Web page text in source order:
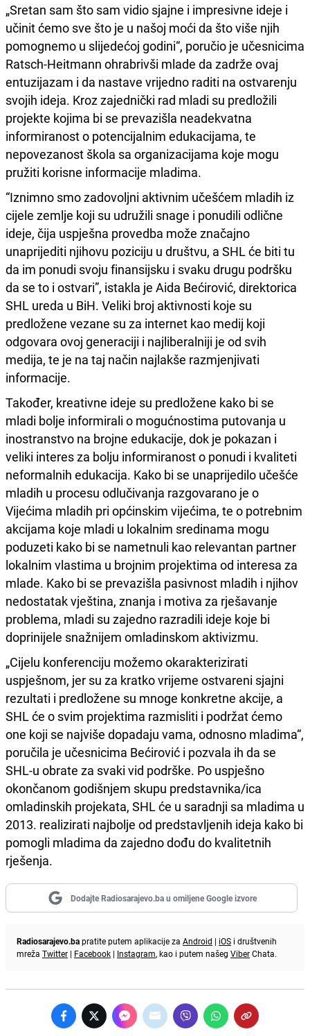
„Sretan sam što sam vidio sjajne i impresivne ideje i
učinit ćemo sve što je u našoj moći da što više njih
pomognemo u slijedećoj godini“, poručio je učesnicima
Ratsch-Heitmann ohrabrivši mlade da zadrže ovaj
entuzijazam i da nastave vrijedno raditi na ostvarenju
svojih ideja. Kroz zajednički rad mladi su predložili
projekte kojima bi se prevazišla neadekvatna
informiranost o potencijalnim edukacijama, te
nepovezanost škola sa organizacijama koje mogu
pružiti korisne informacije mladima.
“Iznimno smo zadovoljni aktivnim učešćem mladih iz
cijele zemlje koji su udružili snage i ponudili odlične
ideje, čija uspješna provedba može značajno
unaprijediti njihovu poziciju u društvu, a SHL će biti tu
da im ponudi svoju finansijsku i svaku drugu podršku
da se to i ostvari”, istakla je Aida Bećirović, direktorica
SHL ureda u BiH. Veliki broj aktivnosti koje su
predložene vezane su za internet kao medij koji
odgovara ovoj generaciji i najliberalniji je od svih
medija, te je na taj način najlakše razmjenjivati
informacije.
Također, kreativne ideje su predložene kako bi se
mladi bolje informirali o mogućnostima putovanja u
inostranstvo na brojne edukacije, dok je pokazan i
veliki interes za bolju informiranost o ponudi i kvaliteti
neformalnih edukacija. Kako bi se unaprijedilo učešće
mladih u procesu odlučivanja razgovarano je o
Vijećima mladih pri općinskim vijećima, te o potrebnim
akcijama koje mladi u lokalnim sredinama mogu
poduzeti kako bi se nametnuli kao relevantan partner
lokalnim vlastima u brojnim projektima od interesa za
mlade. Kako bi se prevazišla pasivnost mladih i njihov
nedostatak vještina, znanja i motiva za rješavanje
problema, mladi su zajedno razradili ideje koje bi
doprinijele snažnijem omladinskom aktivizmu.
„Cijelu konferenciju možemo okarakterizirati
uspješnom, jer su za kratko vrijeme ostvareni sjajni
rezultati i predložene su mnoge konkretne akcije, a
SHL će o svim projektima razmisliti i podržat ćemo
one koji se najviše dopadaju vama, odnosno mladima“,
poručila je učesnicima Bećirović i pozvala ih da se
SHL-u obrate za svaki vid podrške. Po uspješno
okončanom godišnjem skupu predstavnika/ica
omladinskih projekata, SHL će u saradnji sa mladima u
2013. realizirati najbolje od predstavljenih ideja kako bi
pomogli mladima da zajedno dođu do kvalitetnih
rješenja.
Dodajte Radiosarajevo.ba u omiljene Google izvore
Radiosarajevo.bapratite putem aplikacije za Android | iOS i društvenih
mreža Twitter | Facebook | Instagram, kao i putem našeg ViberChata.